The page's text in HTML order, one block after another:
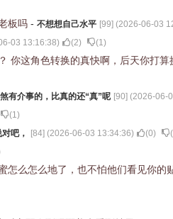
板吗 - 不想想自己水平 [99] (2026-06-03
03 13:16:38) (2) (1)
你这角色转换的真快啊，后天你打算
有介事的，比真的还“真”呢 [90] (2026-06-
(1)
吧， [84] (2026-06-03 13:34:36) (0) (
怎么怎么地了，也不怕他们看见你的